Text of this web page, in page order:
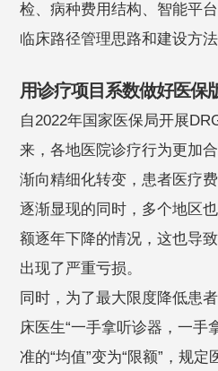
检、病种费用结构、智能平
临床路径管理思路和建设方法
用诊疗项目系数做好医保
自2022年国家医保局开展
来，各地医院诊疗行为更加
渐向精细化转变，患者医疗
逐渐显现的同时，多个地区
额逐年下降的情况，这也导
出现了严重亏损。
同时，为了最大限度降低患
床医生“一手拿听诊器，一手
准的“均值”变为“限额”，规